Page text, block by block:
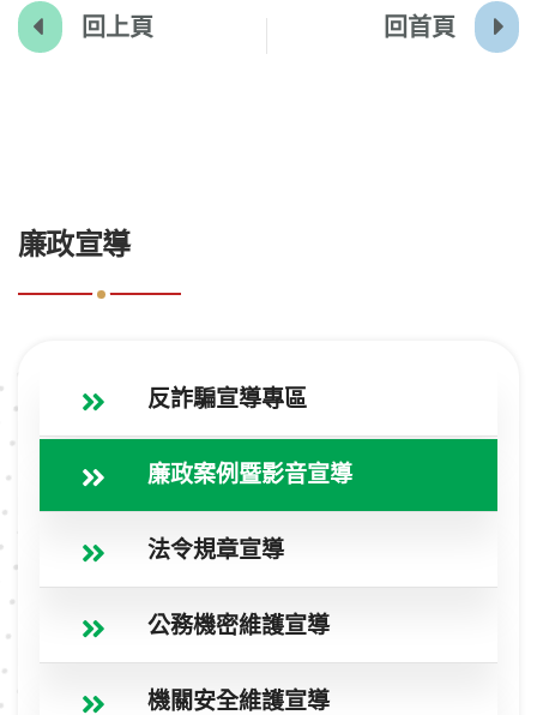
廉政宣導
反詐騙宣導專區
廉政案例暨影音宣導
法令規章宣導
公務機密維護宣導
機關安全維護宣導
回上頁 回首頁